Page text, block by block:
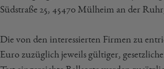
Südstraße 25, 45470 Mülheim an der
Die von den interessierten Firmen zu
Euro zuzüglich jeweils gültiger,